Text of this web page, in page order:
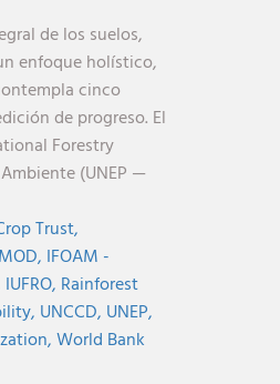
de los suelos,
enfoque holístico,
cinco
de progreso. El
Forestry
(UNEP —
Trust,
IFOAM -
IUFRO, Rainforest
UNCCD, UNEP,
World Bank